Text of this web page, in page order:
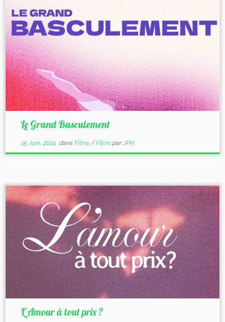
Le Grand Basculement
15 Juin, 2024dans Films/Films parJPH
L’Amour à tout prix ?